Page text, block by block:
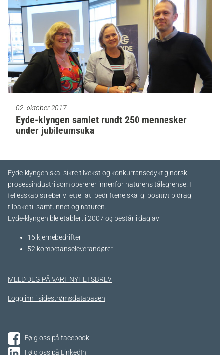
02. oktober 2017
Eyde-klyngen samlet rundt 250 mennesker
under jubileumsuka
Eyde-klyngen skal sikre tilvekst og konkurransedyktig norsk
prosessindustri som opererer innenfor naturens tålegrense. I
fellesskap streber vi etter at bedriftene skal gi positivt bidrag
tilbake til samfunnet og naturen.
Eyde-klyngen ble etablert i 2007 og består i dag av:
16 kjernebedrifter​
52 kompetanseleverandører
MELD DEG PÅ VÅRT NYHETSBREV
Logg inn i sidestrømsdatabasen
Følg oss på facebook
Følg oss på LinkedIn